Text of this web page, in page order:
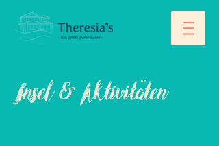
Insel & Aktivitäten